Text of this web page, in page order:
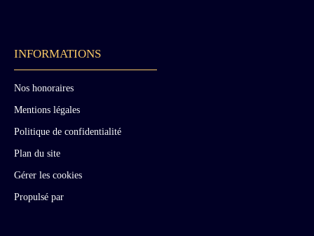
INFORMATIONS
Nos honoraires
Mentions légales
Politique de confidentialité
Plan du site
Gérer les cookies
Propulsé par